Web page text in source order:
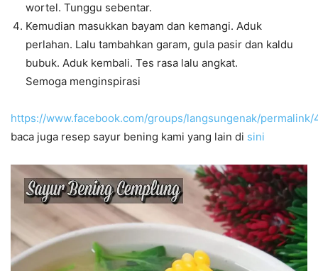
wortel. Tunggu sebentar.
Kemudian masukkan bayam dan kemangi. Aduk
perlahan. Lalu tambahkan garam, gula pasir dan kaldu
bubuk. Aduk kembali. Tes rasa lalu angkat.
Semoga menginspirasi
https://www.facebook.com/groups/langsungenak/permalink/
baca juga resep sayur bening kami yang lain di sini